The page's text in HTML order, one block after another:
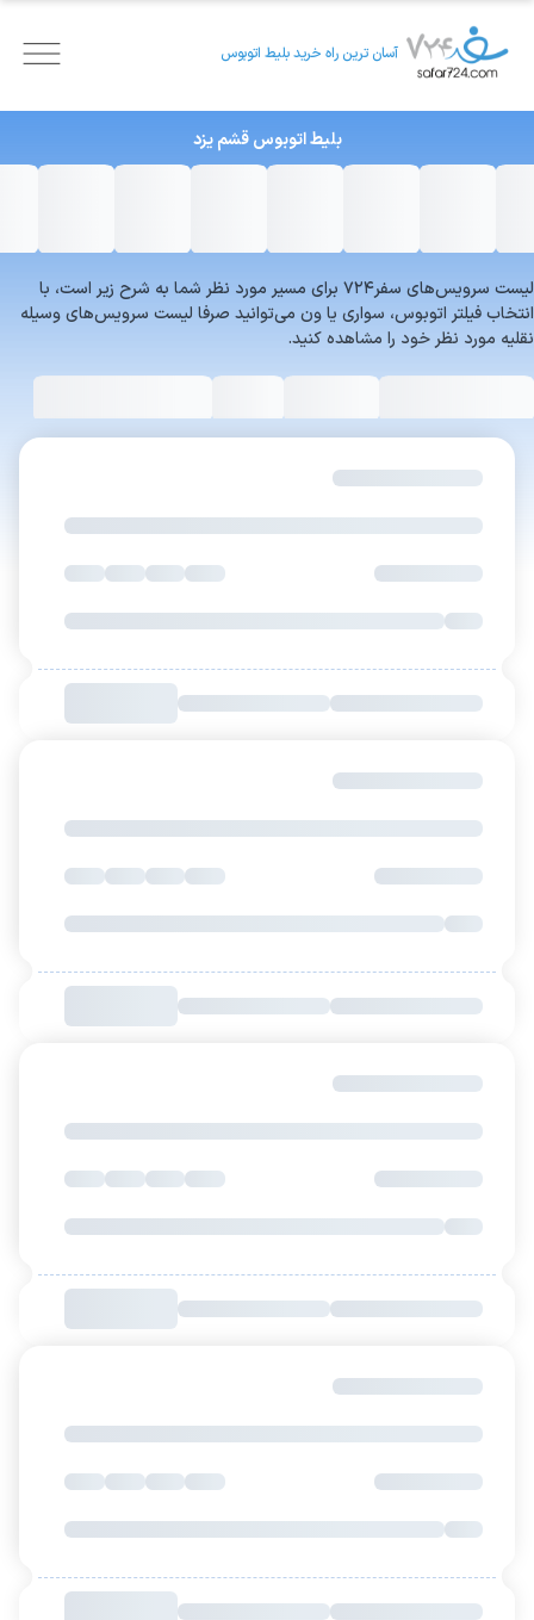
آسان ترین راه خرید بلیط اتوبوس
بلیط اتوبوس قشم یزد
لیست سرویس‌های سفر۷۲۴ برای مسیر مورد نظر شما به شرح زیر است، با
انتخاب فیلتر اتوبوس، سواری یا ون می‌توانید صرفا لیست سرویس‌های وسیله
نقلیه مورد نظر خود را مشاهده کنید.